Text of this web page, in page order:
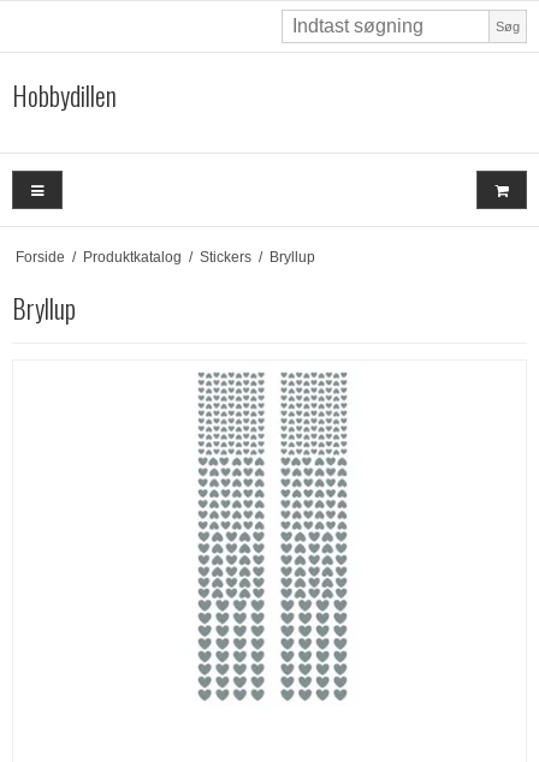
Søg
Hobbydillen
Forside / Produktkatalog / Stickers / Bryllup
Bryllup